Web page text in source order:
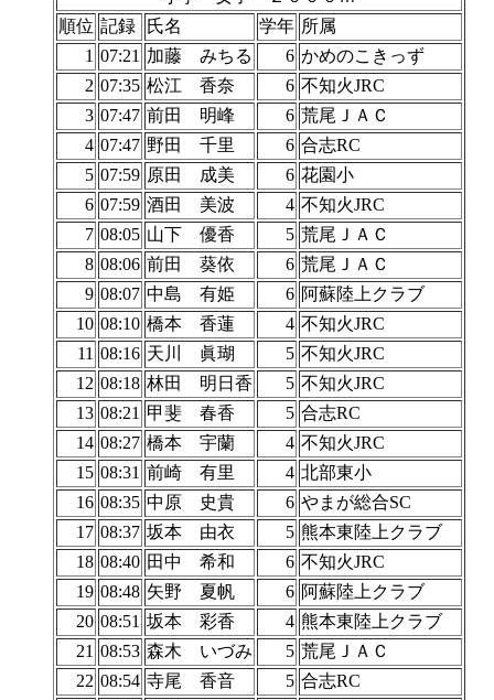
順位 記録 氏名 学年 所属
1 07:21 加藤 みちる 6 かめのこきっず
2 07:35 松江 香奈 6 不知火JRC
3 07:47 前田 明峰 6 荒尾ＪＡＣ
4 07:47 野田 千里 6 合志RC
5 07:59 原田 成美 6 花園小
6 07:59 酒田 美波 4 不知火JRC
7 08:05 山下 優香 5 荒尾ＪＡＣ
8 08:06 前田 葵依 6 荒尾ＪＡＣ
9 08:07 中島 有姫 6 阿蘇陸上クラブ
10 08:10 橋本 香蓮 4 不知火JRC
11 08:16 天川 眞瑚 5 不知火JRC
12 08:18 林田 明日香 5 不知火JRC
13 08:21 甲斐 春香 5 合志RC
14 08:27 橋本 宇蘭 4 不知火JRC
15 08:31 前崎 有里 4 北部東小
16 08:35 中原 史貴 6 やまが総合SC
17 08:37 坂本 由衣 5 熊本東陸上クラブ
18 08:40 田中 希和 6 不知火JRC
19 08:48 矢野 夏帆 6 阿蘇陸上クラブ
20 08:51 坂本 彩香 4 熊本東陸上クラブ
21 08:53 森木 いづみ 5 荒尾ＪＡＣ
22 08:54 寺尾 香音 5 合志RC